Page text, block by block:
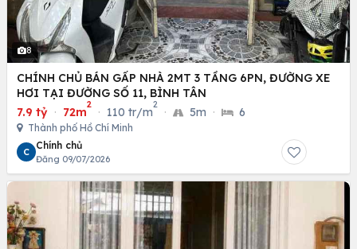
8
CHÍNH CHỦ BÁN GẤP NHÀ 2MT 3 TẦNG 6PN, ĐƯỜNG XE
HƠI TẠI ĐƯỜNG SỐ 11, BÌNH TÂN
7.9 tỷ · 72m
2
· 110 tr/m
2
· 5m · 6
Thành phố Hồ Chí Minh
C
Chính chủ
Đăng 09/07/2026